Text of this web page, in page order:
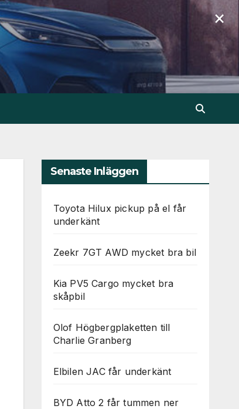
Senaste Inläggen
Toyota Hilux pickup på el får
underkänt
Zeekr 7GT AWD mycket bra bil
Kia PV5 Cargo mycket bra
skåpbil
Olof Högbergplaketten till
Charlie Granberg
Elbilen JAC får underkänt
BYD Atto 2 får tummen ner
×